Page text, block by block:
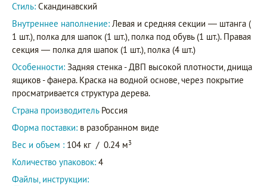
Стиль: Скандинавский
Внутреннее наполнение: Левая и средняя секции — штанга (
1 шт.), полка для шапок (1 шт.), полка под обувь (1 шт.). Правая
секция — полка для шапок (1 шт.), полка (4 шт.)
Особенности: Задняя стенка - ДВП высокой плотности, днища
ящиков - фанера. Краска на водной основе, через покрытие
просматривается структура дерева.
Страна производитель Россия
Форма поставки: в разобранном виде
Вес и объем : 104 кг / 0.24 м3
Количество упаковок: 4
Файлы, инструкции: